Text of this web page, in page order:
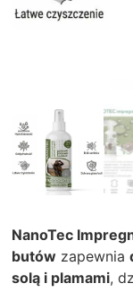
NanoTec
butów zapewnia
solą i plamami,